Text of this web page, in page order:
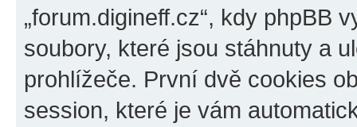
„forum.digineff.cz“, kdy phpBB
soubory, které jsou stáhnuty a
prohlížeče. První dvě cookies
session, které je vám